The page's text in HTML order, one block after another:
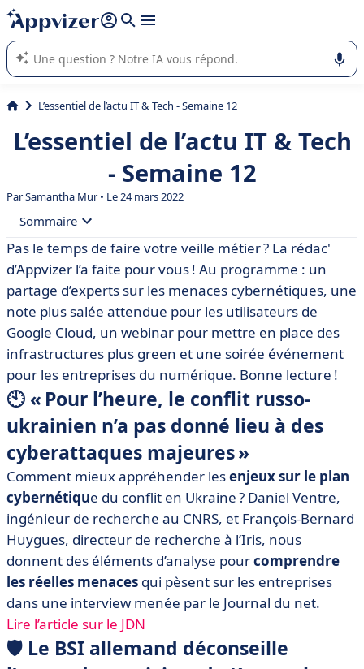
répondre (plusieurs lignes avec
L'IA de Appvizer vous guide dans l'utilisation ou la sélection de
logiciel SaaS en entreprise.
L’essentiel de l’actu IT & Tech - Semaine 12
L’essentiel de l’actu IT & Tech
- Semaine 12
ParSamantha Mur• Le 24 mars 2022
Sommaire
• 🕙 « Pour l’heure, le conflit russo-ukrainien n’a pas
donné lieu à des cyberattaques majeures »
• 🛡 Le BSI allemand déconseille l’usage des antivirus
de Kaspersky
• 💰 La facture va s’alourdir chez Google Cloud au
1er octobre 2022
• 🌱 Infrastructures 2022 : réduire ses émissions
• ✨ IT NIGHT, la 11e édition de la Nuit de l’Entreprise
Numérique
Pas le temps de faire votre veille métier ? La rédac'
d’Appvizer l’a faite pour vous ! Au programme : un
partage d’experts sur les menaces cybernétiques, une
note plus salée attendue pour les utilisateurs de
Google Cloud, un webinar pour mettre en place des
infrastructures plus green et une soirée événement
pour les entreprises du numérique. Bonne lecture !
🕙 « Pour l’heure, le conflit russo-
ukrainien n’a pas donné lieu à des
cyberattaques majeures »
Comment mieux appréhender lesenjeux sur le plan
cybernétique du conflit en Ukraine ? Daniel Ventre,
ingénieur de recherche au CNRS, et François-Bernard
Huygues, directeur de recherche à l’Iris, nous
donnent des éléments d’analyse pourcomprendre
les réelles menaces qui pèsent sur les entreprises
dans une interview menée par le Journal du net.
Lire l’article sur le JDN
🛡 Le BSI allemand déconseille